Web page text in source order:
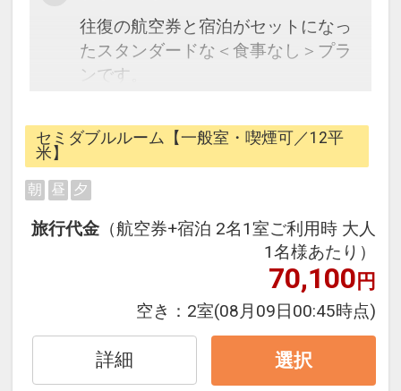
往復の航空券と宿泊がセットになっ
たスタンダードな＜食事なし＞プラ
ンです。
できるダイナミックパッケージだか
ら、一都市滞在はもちろん周遊旅行
にも最適！
旅行期間中の1泊だけの宿泊や延
泊・飛び泊なども自由自在です。
フライトは、安心のJAL（または
JALグループ）確約！フライトマイ
オプションでレンタカーや現地交
通・体験プランなどの追加（同時予
約）が可能なプランもございます。
セミダブルルーム【一般室・喫煙可／12平
米】
朝 昼 夕
旅行代金 （航空券+宿泊 2名1室ご利用時 大人
1名様あたり）
70,100円
空き： 2室(08月09日00:45時点)
詳細 選択